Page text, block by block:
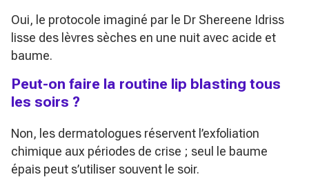
Oui, le protocole imaginé par le Dr Shereene Idriss
lisse des lèvres sèches en une nuit avec acide et
baume.
Peut-on faire la routine lip blasting tous
les soirs ?
Non, les dermatologues réservent l’exfoliation
chimique aux périodes de crise ; seul le baume
épais peut s’utiliser souvent le soir.